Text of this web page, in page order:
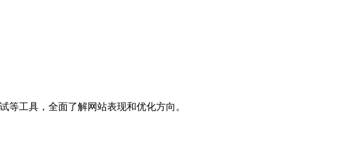
工具，全面了解网站表现和优化方向。